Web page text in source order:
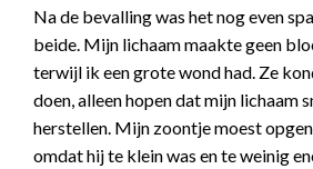
Na de bevalling was het nog even
beide. Mijn lichaam maakte geen
terwijl ik een grote wond had. Ze
doen, alleen hopen dat mijn lichaam
herstellen. Mijn zoontje moest
omdat hij te klein was en te weinig